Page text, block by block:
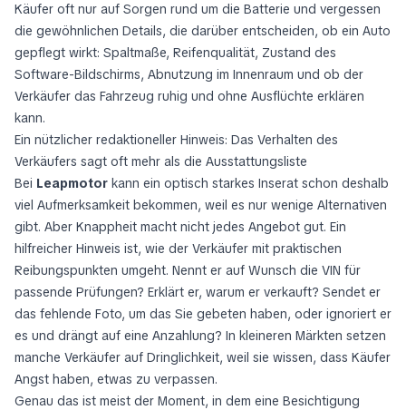
Käufer oft nur auf Sorgen rund um die Batterie und vergessen
die gewöhnlichen Details, die darüber entscheiden, ob ein Auto
gepflegt wirkt: Spaltmaße, Reifenqualität, Zustand des
Software-Bildschirms, Abnutzung im Innenraum und ob der
Verkäufer das Fahrzeug ruhig und ohne Ausflüchte erklären
kann.
Ein nützlicher redaktioneller Hinweis: Das Verhalten des
Verkäufers sagt oft mehr als die Ausstattungsliste
Bei Leapmotor kann ein optisch starkes Inserat schon deshalb
viel Aufmerksamkeit bekommen, weil es nur wenige Alternativen
gibt. Aber Knappheit macht nicht jedes Angebot gut. Ein
hilfreicher Hinweis ist, wie der Verkäufer mit praktischen
Reibungspunkten umgeht. Nennt er auf Wunsch die VIN für
passende Prüfungen? Erklärt er, warum er verkauft? Sendet er
das fehlende Foto, um das Sie gebeten haben, oder ignoriert er
es und drängt auf eine Anzahlung? In kleineren Märkten setzen
manche Verkäufer auf Dringlichkeit, weil sie wissen, dass Käufer
Angst haben, etwas zu verpassen.
Genau das ist meist der Moment, in dem eine Besichtigung